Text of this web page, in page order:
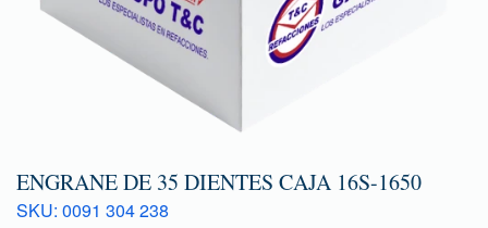
ENGRANE DE 35 DIENTES CAJA 16S-1650
SKU: 0091 304 238